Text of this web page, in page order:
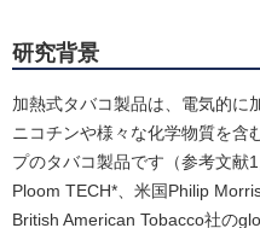
研究背景
加熱式タバコ製品は、電気的に
ニコチンや様々な化学物質を含
プのタバコ製品です（参考文献
Ploom TECH*、米国Philip
British American Tobacco社の